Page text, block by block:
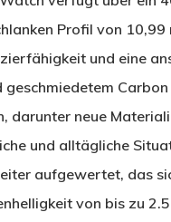
Profil von
und eine
geschmiedetem
neue
und alltägliche
aufgewertet, das
von bis zu